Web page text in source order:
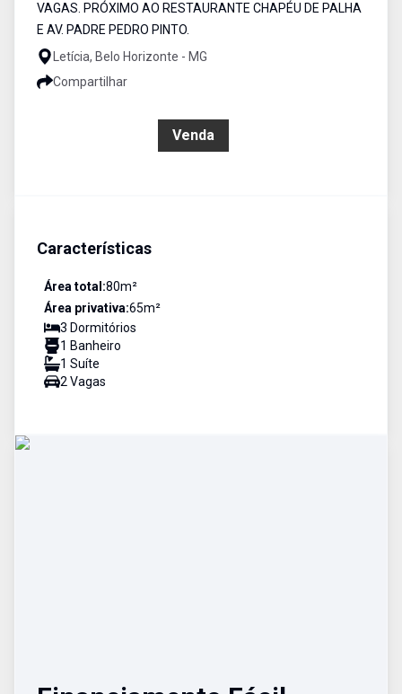
VAGAS. PRÓXIMO AO RESTAURANTE CHAPÉU DE PALHA
E AV. PADRE PEDRO PINTO.
Letícia, Belo Horizonte - MG
Compartilhar
Venda
Características
Área total:80m²
Área privativa:65m²
3 Dormitórios
1 Banheiro
1 Suíte
2 Vagas